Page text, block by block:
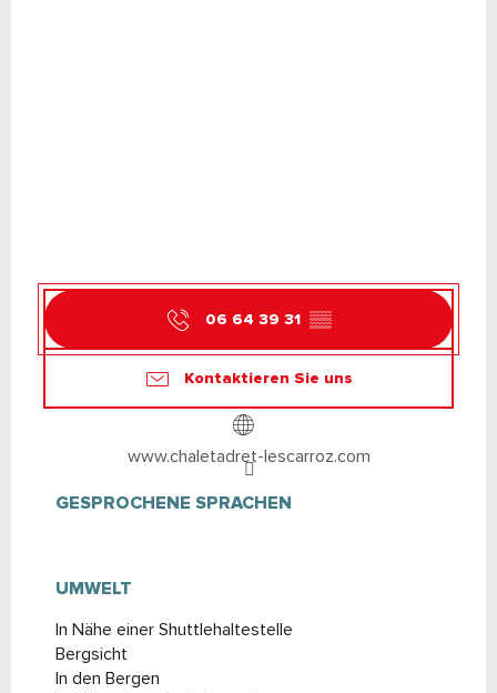
06 64 39 31 ▒▒
Kontaktieren Sie uns
www.chaletadret-lescarroz.com
GESPROCHENE SPRACHEN
GESPROCHENE SPRACHEN
UMWELT
UMWELT
In Nähe einer Shuttlehaltestelle
Bergsicht
In den Bergen